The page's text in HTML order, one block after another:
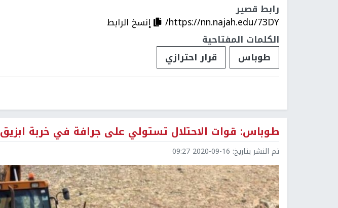
رابط قصير
https://nn.najah.edu/73DY/
إنسخ الرابط
الكلمات المفتاحية
طوباس
قرار احترازي
طوباس: قوات الاحتلال تستولي على جرافة في خربة ابزيق
تم النشر بتاريخ: 2020-09-16 09:27